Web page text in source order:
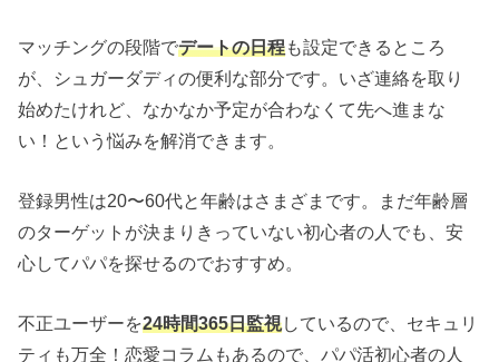
マッチングの段階でデートの日程も設定できるところ
が、シュガーダディの便利な部分です。いざ連絡を取り
始めたけれど、なかなか予定が合わなくて先へ進まな
い！という悩みを解消できます。
登録男性は20〜60代と年齢はさまざまです。まだ年齢層
のターゲットが決まりきっていない初心者の人でも、安
心してパパを探せるのでおすすめ。
不正ユーザーを24時間365日監視しているので、セキュリ
ティも万全！恋愛コラムもあるので、パパ活初心者の人